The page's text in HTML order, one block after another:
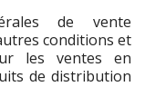
de vente
conditions et
les ventes en
de distribution